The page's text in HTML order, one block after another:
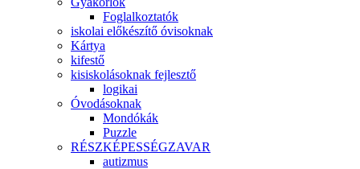
Foglalkoztatók
iskolai előkészítő óvisoknak
Kártya
kifestő
kisiskolásoknak fejlesztő
logikai
Óvodásoknak
Mondókák
Puzzle
RÉSZKÉPESSÉGZAVAR
autizmus